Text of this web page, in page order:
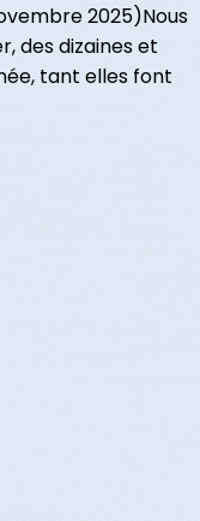
2025)Nous
des dizaines et
tant elles font